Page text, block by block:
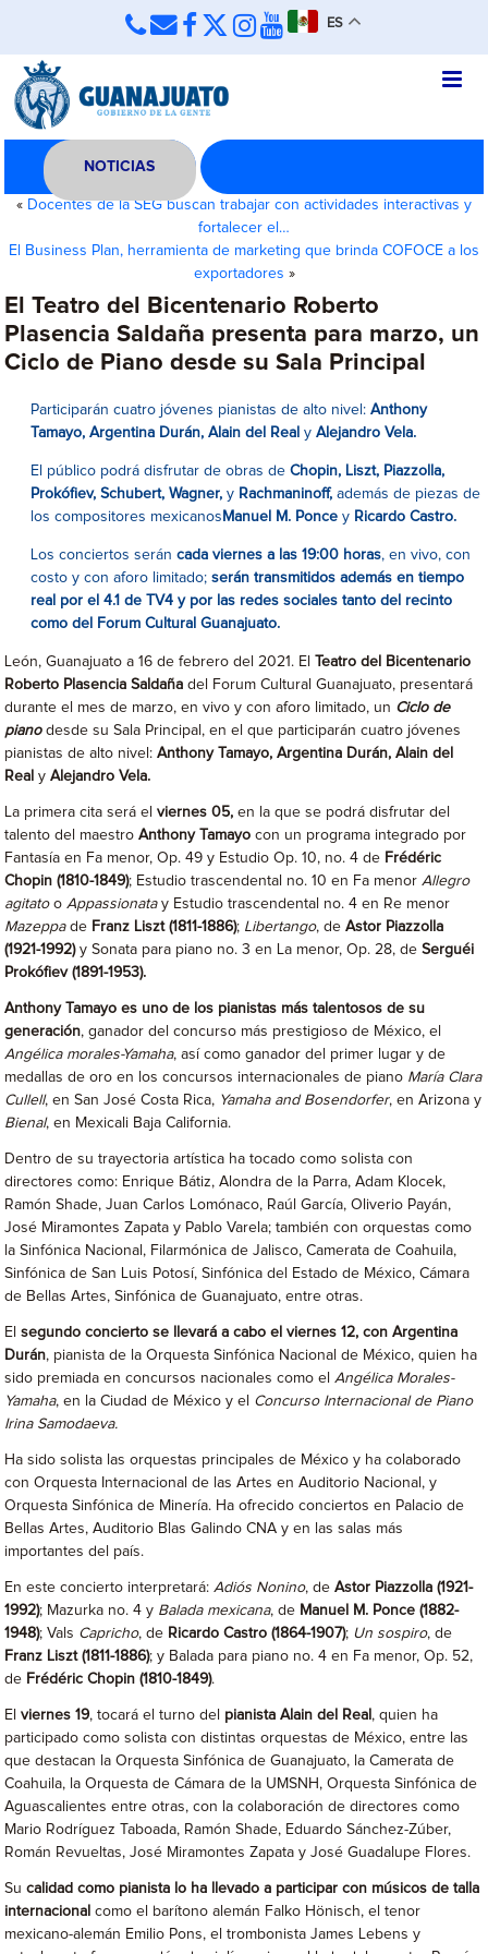
ES
NOTICIAS
« Docentes de la SEG buscan trabajar con actividades interactivas y
fortalecer el…
El Business Plan, herramienta de marketing que brinda COFOCE a los
exportadores »
El Teatro del Bicentenario Roberto
Plasencia Saldaña presenta para marzo, un
Ciclo de Piano desde su Sala Principal
Participarán cuatro jóvenes pianistas de alto nivel:Anthony
Tamayo, Argentina Durán, Alain del Realy Alejandro Vela.
El público podrá disfrutar de obras deChopin, Liszt, Piazzolla,
Prokófiev, Schubert, Wagner,y Rachmaninoff,además de piezas de
los compositores mexicanos Manuel M. Poncey Ricardo Castro.
Los conciertos seráncada viernes a las 19:00 horas, en vivo, con
costo y con aforo limitado;serán transmitidos además en tiempo
real por el 4.1 de TV4 y por las redes sociales tanto del recinto
como del Forum Cultural Guanajuato.
León, Guanajuato a 16 de febrero del 2021. El
Teatro del Bicentenario
Roberto Plasencia Saldaña del Forum Cultural Guanajuato, presentará
durante el mes de marzo, en vivo y con aforo limitado, un Ciclo de
pianodesde su Sala Principal, en el que participarán cuatro jóvenes
pianistas de alto nivel:Anthony Tamayo, Argentina Durán, Alain del
Realy Alejandro Vela.
La primera cita será elviernes 05,en la que se podrá disfrutar del
talento del maestro Anthony Tamayo con un programa integrado por
Fantasía en Fa menor, Op. 49 y Estudio Op. 10, no. 4 de Frédéric
Chopin (1810-1849); Estudio trascendental no. 10 en Fa menorAllegro
agitatooAppassionatay Estudio trascendental no. 4 en Re menor
Mazeppade Franz Liszt (1811-1886); Libertango, deAstor Piazzolla
(1921-1992)y Sonata para piano no. 3 en La menor, Op. 28, deSerguéi
Prokófiev (1891-1953).
Anthony Tamayo es uno de los pianistas más talentosos de su
generación, ganador del concurso más prestigioso de México, el
Angélica morales-Yamaha, así como ganador del primer lugar y de
medallas de oro en los concursos internacionales de piano María Clara
Cullell, en San José Costa Rica, Yamaha and Bosendorfer, en Arizona y
Bienal, en Mexicali Baja California.
Dentro de su trayectoria artística ha tocado como solista con
directores como: Enrique Bátiz, Alondra de la Parra, Adam Klocek,
Ramón Shade, Juan Carlos Lomónaco, Raúl García, Oliverio Payán,
José Miramontes Zapata y Pablo Varela; también con orquestas como
la Sinfónica Nacional, Filarmónica de Jalisco, Camerata de Coahuila,
Sinfónica de San Luis Potosí, Sinfónica del Estado de México, Cámara
de Bellas Artes, Sinfónica de Guanajuato, entre otras.
Elsegundo concierto se llevará a cabo el viernes 12, con Argentina
Durán, pianista de la Orquesta Sinfónica Nacional de México, quien ha
sido premiada en concursos nacionales como elAngélica Morales-
Yamaha, en la Ciudad de México y el Concurso Internacional de Piano
Irina Samodaeva.
Ha sido solista las orquestas principales de México y ha colaborado
con Orquesta Internacional de las Artes en Auditorio Nacional, y
Orquesta Sinfónica de Minería. Ha ofrecido conciertos en Palacio de
Bellas Artes, Auditorio Blas Galindo CNA y en las salas más
importantes del país.
En este concierto interpretará:Adiós Nonino, deAstor Piazzolla (1921-
1992); Mazurka no. 4 y Balada mexicana, de Manuel M. Ponce (1882-
1948); Vals Capricho, de Ricardo Castro (1864-1907); Un sospiro, de
Franz Liszt (1811-1886); y Balada para piano no. 4 en Fa menor, Op. 52,
de Frédéric Chopin (1810-1849).
Elviernes 19, tocará el turno del pianista Alain del Real , quien ha
participado como solista con distintas orquestas de México, entre las
que destacan la Orquesta Sinfónica de Guanajuato, la Camerata de
Coahuila, la Orquesta de Cámara de la UMSNH, Orquesta Sinfónica de
Aguascalientes entre otras, con la colaboración de directores como
Mario Rodríguez Taboada, Ramón Shade, Eduardo Sánchez-Zúber,
Román Revueltas, José Miramontes Zapata y José Guadalupe Flores.
Sucalidad como pianista lo ha llevado a participar con músicos de talla
internacional como el barítono alemán Falko Hönisch, el tenor
mexicano-alemán Emilio Pons, el trombonista James Lebens y